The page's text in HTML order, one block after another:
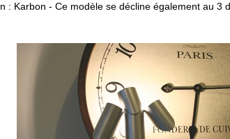
: Karbon - Ce modèle se décline également au 3